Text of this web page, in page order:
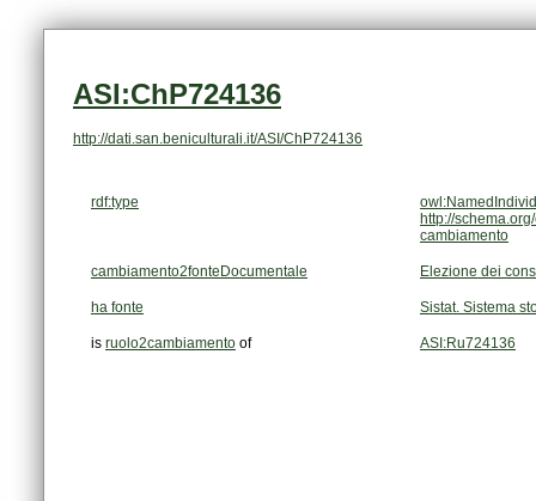
ASI:ChP724136
http://dati.san.beniculturali.it/ASI/ChP724136
rdf:type
http://
cambiamento
cambiamento2fonteDocumentale Elezione dei
ha fonte Sistat. Sistema
is ruolo2cambiamento of ASI:Ru724136